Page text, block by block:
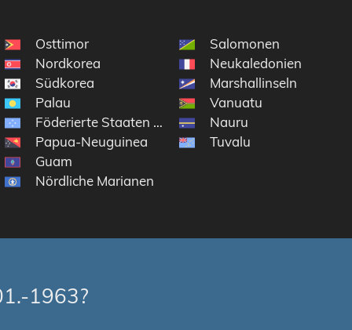
Osttimor
Nordkorea
Südkorea
Palau
Föderierte Staaten von Mikronesien
Papua-Neuguinea
Guam
Nördliche Marianen
Salomonen
Neukaledonien
Marshallinseln
Vanuatu
Nauru
Tuvalu
1963?